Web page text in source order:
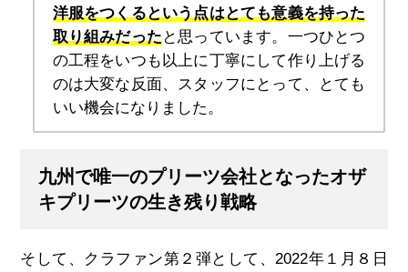
洋服をつくるという点はとても意義を持った
取り組みだったと思っています。一つひとつ
の工程をいつも以上に丁寧にして作り上げる
のは大変な反面、スタッフにとって、とても
いい機会になりました。
九州で唯一のプリーツ会社となったオザ
キプリーツの生き残り戦略
そして、クラファン第２弾として、2022年１月８日